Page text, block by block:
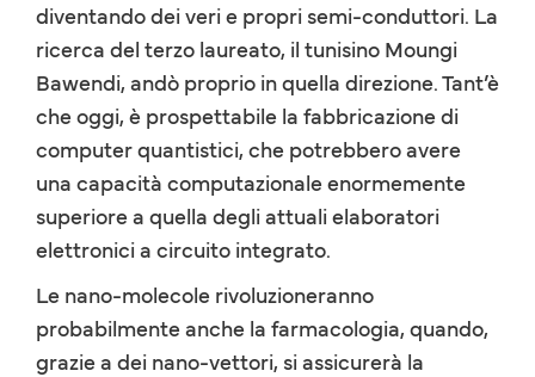
diventando dei veri e propri semi-conduttori. La
ricerca del terzo laureato, il tunisino Moungi
Bawendi, andò proprio in quella direzione. Tant’è
che oggi, è prospettabile la fabbricazione di
computer quantistici, che potrebbero avere
una capacità computazionale enormemente
superiore a quella degli attuali elaboratori
elettronici a circuito integrato.
Le nano-molecole rivoluzioneranno
probabilmente anche la farmacologia, quando,
grazie a dei nano-vettori, si assicurerà la